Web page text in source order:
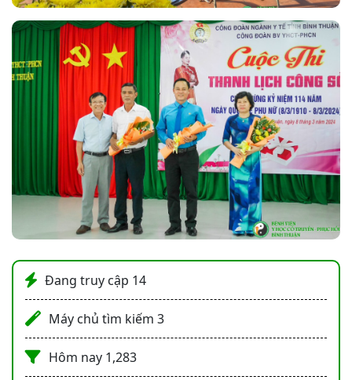
Đang truy cập 14
Máy chủ tìm kiếm 3
Hôm nay 1,283